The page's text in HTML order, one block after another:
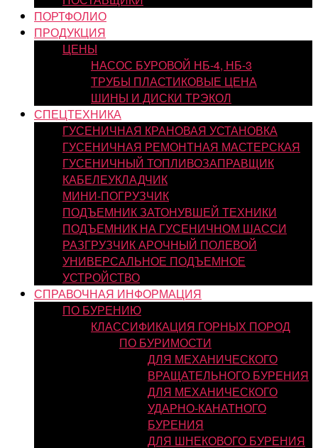
ПОРТФОЛИО
ПРОДУКЦИЯ
ЦЕНЫ
НАСОС БУРОВОЙ НБ-4, НБ-3
ТРУБЫ ПЛАСТИКОВЫЕ ЦЕНА
ШИНЫ И ДИСКИ ТРЭКОЛ
СПЕЦТЕХНИКА
ГУСЕНИЧНАЯ КРАНОВАЯ УСТАНОВКА
ГУСЕНИЧНАЯ РЕМОНТНАЯ МАСТЕРСКАЯ
ГУСЕНИЧНЫЙ ТОПЛИВОЗАПРАВЩИК
КАБЕЛЕУКЛАДЧИК
МИНИ-ПОГРУЗЧИК
ПОДЪЕМНИК ЗАТОНУВШЕЙ ТЕХНИКИ
ПОДЪЕМНИК НА ГУСЕНИЧНОМ ШАССИ
РАЗГРУЗЧИК АРОЧНЫЙ ПОЛЕВОЙ
УНИВЕРСАЛЬНОЕ ПОДЪЕМНОЕ
УСТРОЙСТВО
СПРАВОЧНАЯ ИНФОРМАЦИЯ
ПО БУРЕНИЮ
КЛАССИФИКАЦИЯ ГОРНЫХ ПОРОД
ПО БУРИМОСТИ
ДЛЯ МЕХАНИЧЕСКОГО
ВРАЩАТЕЛЬНОГО БУРЕНИЯ
ДЛЯ МЕХАНИЧЕСКОГО
УДАРНО-КАНАТНОГО
БУРЕНИЯ
ДЛЯ ШНЕКОВОГО БУРЕНИЯ